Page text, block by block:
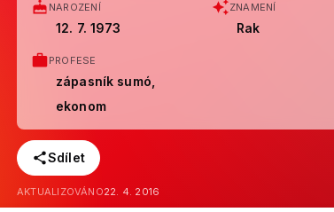
NAROZENÍ
12. 7. 1973
ZNAMENÍ
Rak
PROFESE
zápasník sumó,
ekonom
Sdílet
AKTUALIZOVÁNO22. 4. 2016